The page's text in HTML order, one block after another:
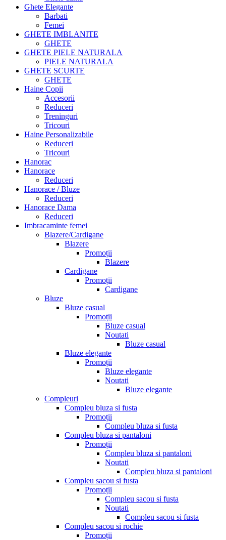
Ghete Elegante
Barbati
Femei
GHETE IMBLANITE
GHETE
GHETE PIELE NATURALA
PIELE NATURALA
GHETE SCURTE
GHETE
Haine Copii
Accesorii
Reduceri
Treninguri
Tricouri
Haine Personalizabile
Reduceri
Tricouri
Hanorac
Hanorace
Reduceri
Hanorace / Bluze
Reduceri
Hanorace Dama
Reduceri
Imbracaminte femei
Blazere/Cardigane
Blazere
Promoții
Blazere
Cardigane
Promoții
Cardigane
Bluze
Bluze casual
Promoții
Bluze casual
Noutati
Bluze casual
Bluze elegante
Promoții
Bluze elegante
Noutati
Bluze elegante
Compleuri
Compleu bluza si fusta
Promoții
Compleu bluza si fusta
Compleu bluza si pantaloni
Promoții
Compleu bluza si pantaloni
Noutati
Compleu bluza si pantaloni
Compleu sacou si fusta
Promoții
Compleu sacou si fusta
Noutati
Compleu sacou si fusta
Compleu sacou si rochie
Promoții